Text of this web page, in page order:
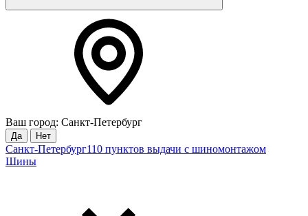
Ваш город: Санкт-Петербург
Да Нет
Санкт-Петербург110 пунктов выдачи с шиномонтажом
Шины